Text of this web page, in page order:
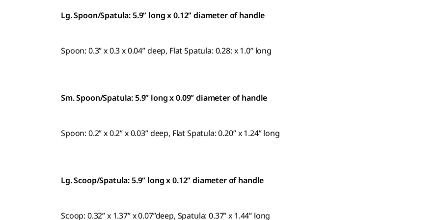
Lg. Spoon/Spatula: 5.9” long x 0.12” diameter of handle
Spoon: 0.3” x 0.3 x 0.04” deep, Flat Spatula: 0.28: x 1.0” long
Sm. Spoon/Spatula: 5.9” long x 0.09” diameter of handle
Spoon: 0.2” x 0.2” x 0.03” deep, Flat Spatula: 0.20” x 1.24” long
Lg. Scoop/Spatula: 5.9” long x 0.12” diameter of handle
Scoop: 0.32” x 1.37” x 0.07”deep, Spatula: 0.37” x 1.44” long